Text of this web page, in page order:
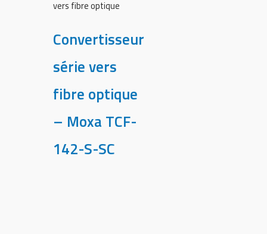
vers fibre optique
Convertisseur
série vers
fibre optique
– Moxa TCF-
142-S-SC